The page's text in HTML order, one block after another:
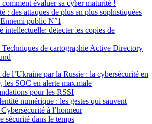
évaluer sa cyber maturité !
: des attaques de plus en plus sophistiquées
public N°1
intellectuelle: détecter les copies de
Techniques de cartographie Active Directory
de l’Ukraine par la Russie : la cybersécurité en
les SOC en alerte maximale
pour les RSSI
numérique : les gestes qui sauvent
à l’honneur
sécurité dans le temps